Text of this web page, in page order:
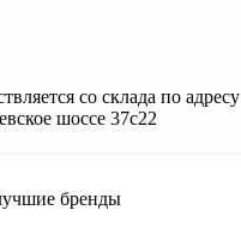
со склада по адресу
шоссе 37с22
бренды